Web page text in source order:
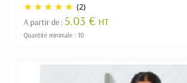
(2)
A partir de :5.03 € HT
Quantité minimale : 10